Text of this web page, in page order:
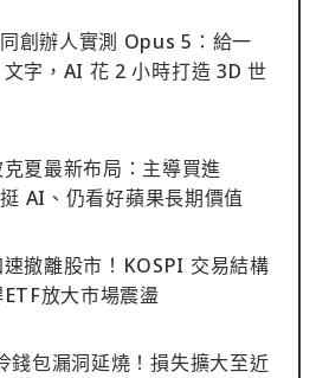
創辦人實測 Opus 5：給一
字，AI 花 2 小時打造 3D 世
夏最新布局：主導買進
AI、仍看好蘋果長期價值
撤離股市！KOSPI 交易結構
放大市場震盪
錢包漏洞延燒！損失擴大至近